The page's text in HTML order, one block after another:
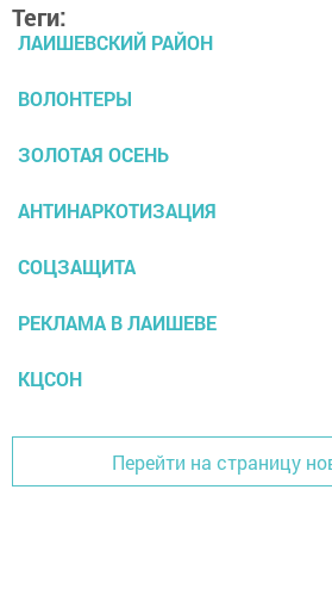
Теги:
ЛАИШЕВСКИЙ РАЙОН
ВОЛОНТЕРЫ
ЗОЛОТАЯ ОСЕНЬ
АНТИНАРКОТИЗАЦИЯ
СОЦЗАЩИТА
РЕКЛАМА В ЛАИШЕВЕ
КЦСОН
Перейти на страницу